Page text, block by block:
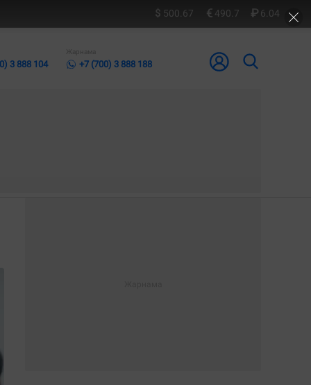
500.67 490.7 6.04
3 888 104
Жарнама
+7 (700) 3 888 188